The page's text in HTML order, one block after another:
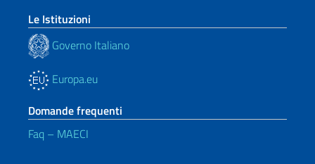
Le Istituzioni
Governo Italiano
Europa.eu
Domande frequenti
Faq – MAECI